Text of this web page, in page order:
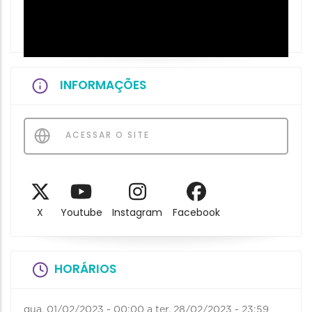
INFORMAÇÕES
ACESSAR O SITE
X Youtube Instagram Facebook
HORÁRIOS
qua, 01/02/2023 - 00:00 a ter, 28/02/2023 - 23:59